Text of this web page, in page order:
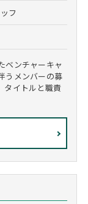
フ
ベンチャーキャ
うメンバーの募
タイトルと職責